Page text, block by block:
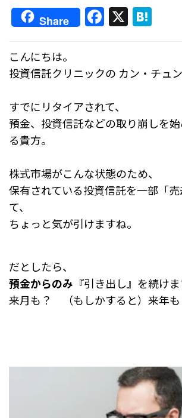
よくあるご質問
Share F
a
e
o
o
X
n
こんにちは。
投資信託クリニックの カン・チュ
すでにリタイアされて、
預金、投資信託などの取り崩しを
る貴方。
株式市場がこんな状態のため、
保有されている投資信託を一部「
て、
ちょっと気が引けますね。
だとしたら、
預金からのみ 『引き出し』を続け
来月も？ （もしかすると）来年も